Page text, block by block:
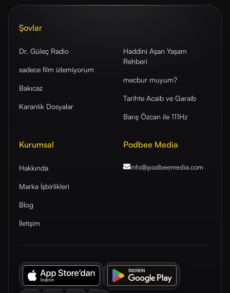
Şovlar
Dr. Güleç Radio
sadece film izlemiyorum
Bakıcaz
Karanlık Dosyalar
Haddini Aşan Yaşam
Rehberi
mecbur muyum?
Tarihte Acaib ve Garaib
Barış Özcan ile 111Hz
Kurumsal
Hakkında
Marka İşbirlikleri
Blog
İletişim
Podbee Media
info@podbeemedia.com